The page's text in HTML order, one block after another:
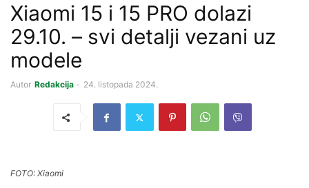
Xiaomi 15 i 15 PRO dolazi
29.10. – svi detalji vezani uz
modele
Autor Redakcija - 24. listopada 2024.
FOTO: Xiaomi